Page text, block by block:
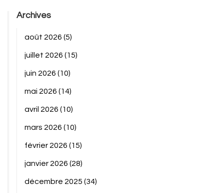
Archives
août 2026 (5)
juillet 2026 (15)
juin 2026 (10)
mai 2026 (14)
avril 2026 (10)
mars 2026 (10)
février 2026 (15)
janvier 2026 (28)
décembre 2025 (34)